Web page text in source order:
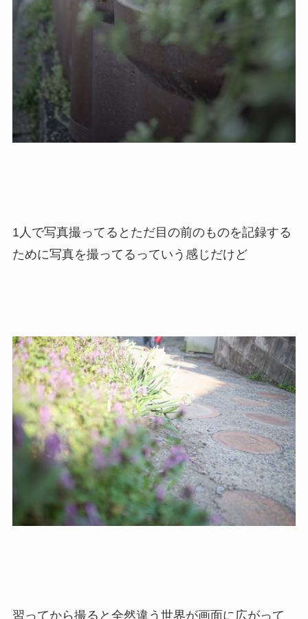
1人で写真撮ってるとただ目の前のものを記録する
ために写真を撮ってるっていう感じだけど
習ってから撮ると全然違う世界が画面に広がって